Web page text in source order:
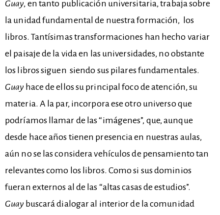
Guay, en tanto publicación universitaria, trabaja sobre
la unidad fundamental de nuestra formación, los
libros. Tantísimas transformaciones han hecho variar
el paisaje de la vida en las universidades, no obstante
los libros siguen siendo sus pilares fundamentales.
Guay hace de ellos su principal foco de atención, su
materia. A la par, incorpora ese otro universo que
podríamos llamar de las “imágenes”, que, aunque
desde hace años tienen presencia en nuestras aulas,
aún no se las considera vehículos de pensamiento tan
relevantes como los libros. Como si sus dominios
fueran externos al de las “altas casas de estudios”.
Guay buscará dialogar al interior de la comunidad